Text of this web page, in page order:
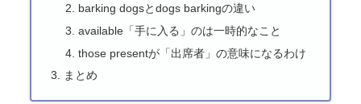
barking dogsとdogs barkingの違い
available「手に入る」のは一時的なこと
those presentが「出席者」の意味になるわけ
まとめ